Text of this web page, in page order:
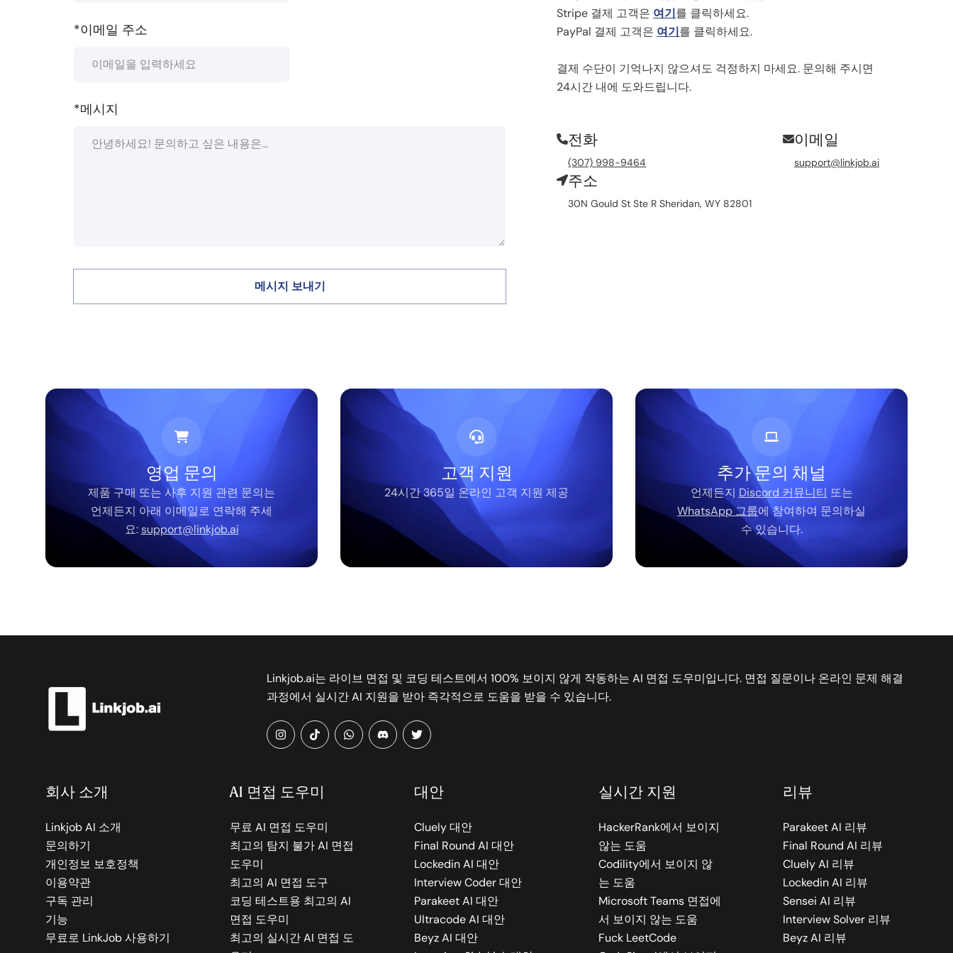
*이메일 주소
*메시지
메시지 보내기
Stripe 결제 고객은 여기를 클릭하세요.
PayPal 결제 고객은 여기를 클릭하세요.
결제 수단이 기억나지 않으셔도 걱정하지 마세요. 문의해 주시면
24시간 내에 도와드립니다.
전화
(307) 998-9464
이메일
support@linkjob.ai
주소
30N Gould St Ste R Sheridan, WY 82801
영업 문의
제품 구매 또는 사후 지원 관련 문의는
언제든지 아래 이메일로 연락해 주세
요:support@linkjob.ai
고객 지원
24시간 365일 온라인 고객 지원 제공
추가 문의 채널
언제든지 Discord 커뮤니티 또는
WhatsApp 그룹에 참여하여 문의하실
수 있습니다.
Linkjob.ai는 라이브 면접 및 코딩 테스트에서 100% 보이지 않게 작동하는 AI 면접 도우미입니다. 면접 질문이나 온라인 문제 해결
과정에서 실시간 AI 지원을 받아 즉각적으로 도움을 받을 수 있습니다.
instagramtiktok whatsappDiscordtwitter
회사 소개
Linkjob AI 소개
문의하기
개인정보 보호정책
이용약관
구독 관리
기능
무료로 LinkJob 사용하기
AI 면접 도우미
무료 AI 면접 도우미
최고의 탐지 불가 AI 면접
도우미
최고의 AI 면접 도구
코딩 테스트용 최고의 AI
면접 도우미
최고의 실시간 AI 면접 도
대안
Cluely 대안
Final Round AI 대안
Lockedin AI 대안
Interview Coder 대안
Parakeet AI 대안
Ultracode AI 대안
Beyz AI 대안
실시간 지원
HackerRank에서 보이지
않는 도움
Codility에서 보이지 않
는 도움
Microsoft Teams 면접에
서 보이지 않는 도움
Fuck LeetCode
리뷰
Parakeet AI 리뷰
Final Round AI 리뷰
Cluely AI 리뷰
Lockedin AI 리뷰
Sensei AI 리뷰
Interview Solver 리뷰
Beyz AI 리뷰